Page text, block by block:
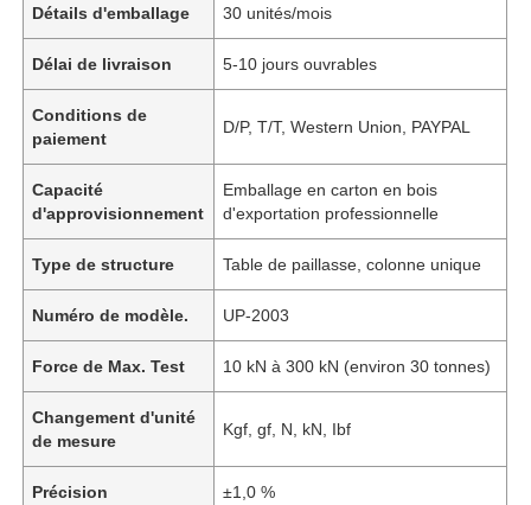
Détails d'emballage 30 unités/mois
Délai de livraison 5-10 jours ouvrables
Conditions de
paiement
D/P, T/T, Western Union, PAYPAL
Capacité
d'approvisionnement
Emballage en carton en bois
d'exportation professionnelle
Type de structure Table de paillasse, colonne unique
Numéro de modèle. UP-2003
Force de Max. Test 10 kN à 300 kN (environ 30 tonnes)
Changement d'unité
de mesure
Kgf, gf, N, kN, Ibf
Précision ±1,0 %